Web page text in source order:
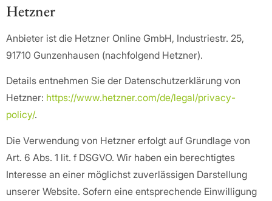
Hetzner
Anbieter ist die Hetzner Online GmbH, Industriestr. 25,
91710 Gunzenhausen (nachfolgend Hetzner).
Details entnehmen Sie der Datenschutzerklärung von
Hetzner: https://www.hetzner.com/de/legal/privacy-
policy/.
Die Verwendung von Hetzner erfolgt auf Grundlage von
Art. 6 Abs. 1 lit. f DSGVO. Wir haben ein berechtigtes
Interesse an einer möglichst zuverlässigen Darstellung
unserer Website. Sofern eine entsprechende Einwilligung